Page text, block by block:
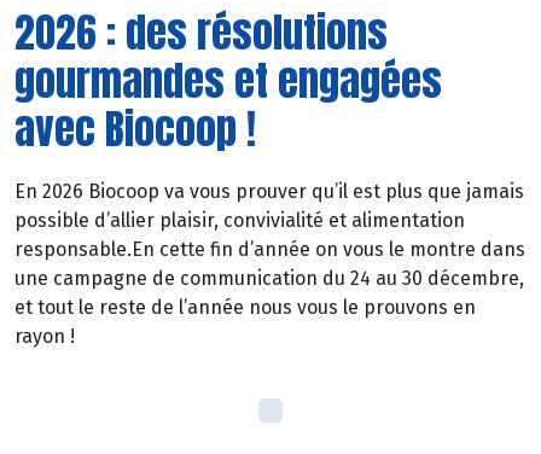
2026 : des résolutions
gourmandes et engagées
avec Biocoop !
En 2026 Biocoop va vous prouver qu’il est plus que jamais
possible d’allier plaisir, convivialité et alimentation
responsable.En cette fin d’année on vous le montre dans
une campagne de communication du 24 au 30 décembre,
et tout le reste de l’année nous vous le prouvons en
rayon !